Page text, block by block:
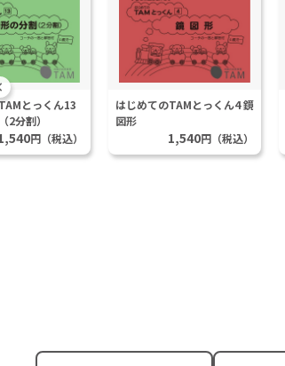
とっくん13
2分割）
円（税込）
はじめてのTAMとっくん4 鏡
図形
1,540円（税込）